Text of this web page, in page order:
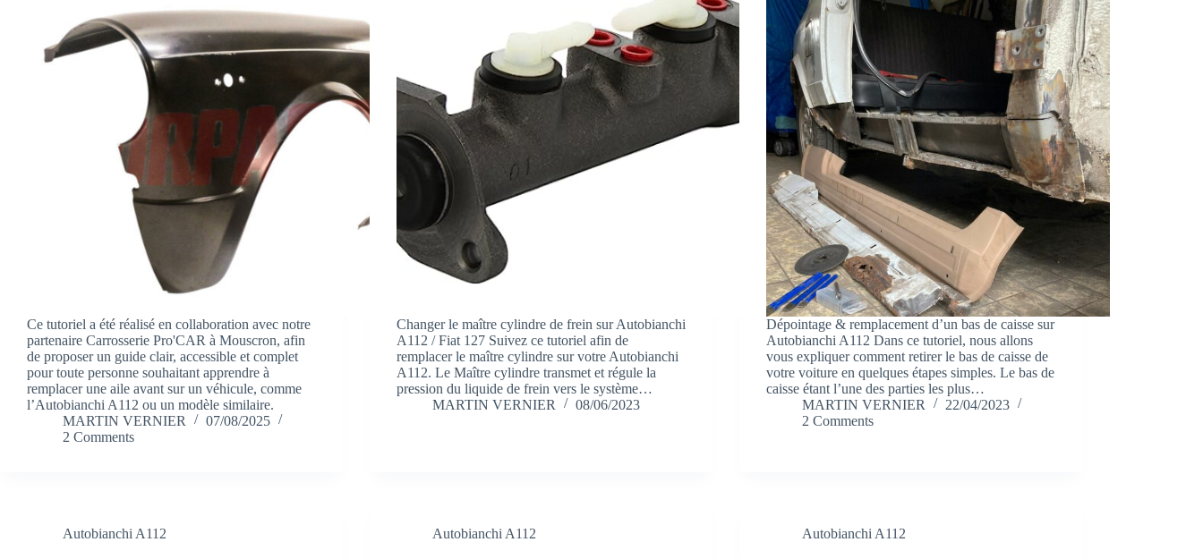
Ce tutoriel a été réalisé en collaboration avec notre
partenaire Carrosserie Pro'CAR à Mouscron, afin
de proposer un guide clair, accessible et complet
pour toute personne souhaitant apprendre à
remplacer une aile avant sur un véhicule, comme
l’Autobianchi A112 ou un modèle similaire.
MARTIN VERNIER
07/08/2025
2 Comments
Changer le maître cylindre de frein sur Autobianchi
A112 / Fiat 127 Suivez ce tutoriel afin de
remplacer le maître cylindre sur votre Autobianchi
A112. Le Maître cylindre transmet et régule la
pression du liquide de frein vers le système…
MARTIN VERNIER
08/06/2023
Dépointage & remplacement d’un bas de caisse sur
Autobianchi A112 Dans ce tutoriel, nous allons
vous expliquer comment retirer le bas de caisse de
votre voiture en quelques étapes simples. Le bas de
caisse étant l’une des parties les plus…
MARTIN VERNIER
22/04/2023
2 Comments
Autobianchi A112 Autobianchi A112 Autobianchi A112